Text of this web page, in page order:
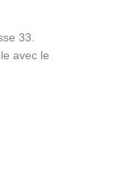
33.
avec le